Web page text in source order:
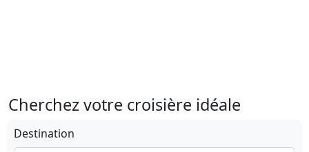
Cherchez votre croisière idéale
Destination